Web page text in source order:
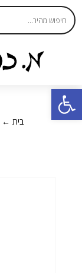
פתח סרגל נגישות
בית ←